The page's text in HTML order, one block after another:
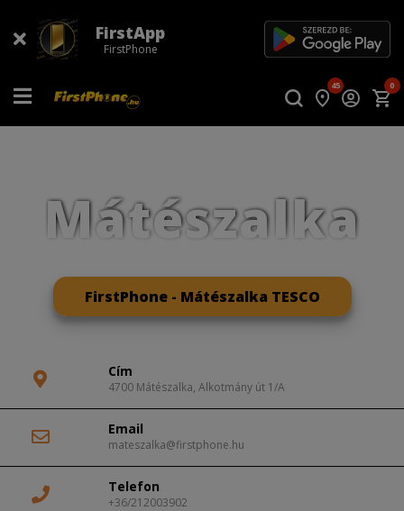
FirstApp
FirstPhone
45 0
Mátészalka
FirstPhone - Mátészalka TESCO
Cím
4700 Mátészalka, Alkotmány út 1/A
Email
mateszalka@firstphone.hu
Telefon
+36/212003902